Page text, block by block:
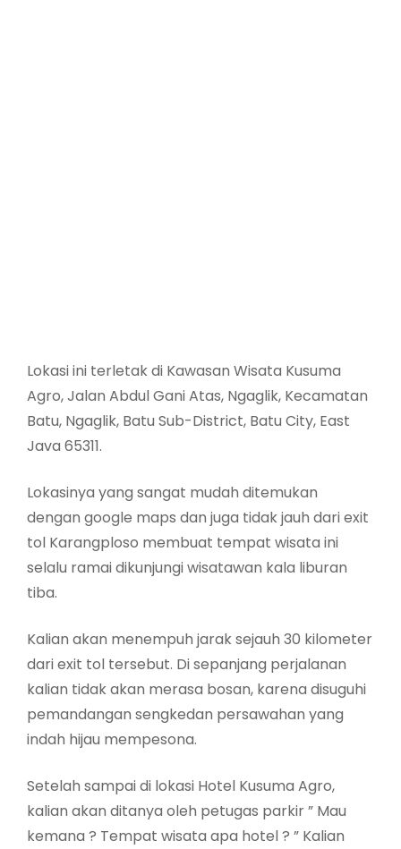
Lokasi ini terletak di Kawasan Wisata Kusuma
Agro, Jalan Abdul Gani Atas, Ngaglik, Kecamatan
Batu, Ngaglik, Batu Sub-District, Batu City, East
Java 65311.
Lokasinya yang sangat mudah ditemukan
dengan google maps dan juga tidak jauh dari exit
tol Karangploso membuat tempat wisata ini
selalu ramai dikunjungi wisatawan kala liburan
tiba.
Kalian akan menempuh jarak sejauh 30 kilometer
dari exit tol tersebut. Di sepanjang perjalanan
kalian tidak akan merasa bosan, karena disuguhi
pemandangan sengkedan persawahan yang
indah hijau mempesona.
Setelah sampai di lokasi Hotel Kusuma Agro,
kalian akan ditanya oleh petugas parkir ” Mau
kemana ? Tempat wisata apa hotel ? ” Kalian